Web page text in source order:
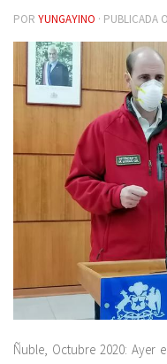
POR YUNGAYINO · PUBLICADA
Ñuble, Octubre 2020: